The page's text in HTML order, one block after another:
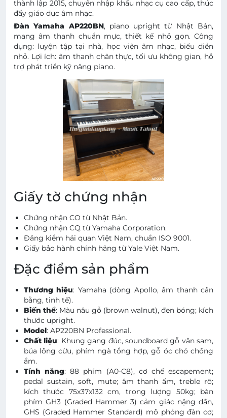
thành lập 2015, chuyên nhập khẩu nhạc cụ cao cấp, thúc
đẩy giáo dục âm nhạc.
Đàn Yamaha AP220BN, piano upright từ Nhật Bản,
mang âm thanh chuẩn mực, thiết kế nhỏ gọn. Công
dụng: luyện tập tại nhà, học viện âm nhạc, biểu diễn
nhỏ. Lợi ích: âm thanh chân thực, tối ưu không gian, hỗ
trợ phát triển kỹ năng piano.
Giấy tờ chứng nhận
Chứng nhận CO từ Nhật Bản.
Chứng nhận CQ từ Yamaha Corporation.
Đăng kiểm hải quan Việt Nam, chuẩn ISO 9001.
Giấy bảo hành chính hãng từ Yale Việt Nam.
Đặc điểm sản phẩm
Thương hiệu: Yamaha (dòng Apollo, âm thanh cân
bằng, tinh tế).
Biến thể: Màu nâu gỗ (brown walnut), đen bóng; kích
thước upright.
Model: AP220BN Professional.
Chất liệu: Khung gang đúc, soundboard gỗ vân sam,
búa lông cừu, phím ngà tổng hợp, gỗ óc chó chống
ẩm.
Tính năng: 88 phím (A0-C8), cơ chế escapement;
pedal sustain, soft, mute; âm thanh ấm, treble rõ;
kích thước 75x37x132 cm, trọng lượng 50kg; bàn
phím GH3 (Graded Hammer 3) cảm giác nặng dần,
GHS (Graded Hammer Standard) mô phỏng đàn cơ;